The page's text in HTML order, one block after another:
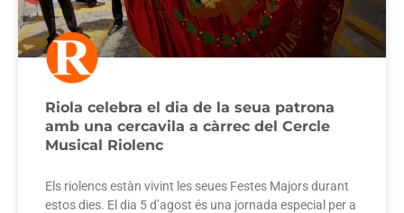
Riola celebra el dia de la seua patrona
amb una cercavila a càrrec del Cercle
Musical Riolenc
Els riolencs estàn vivint les seues Festes Majors durant
estos dies. El dia 5 d’agost és una jornada especial per a